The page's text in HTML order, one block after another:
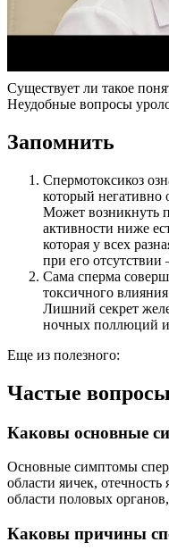
Существует ли такое
Неудобные вопросы
Запомнить
Спермотоксикоз
который негативно
Может возникнуть
активности ниже
которая у всех
при его отсутствии
Сама сперма
токсичного
Лишний секрет
ночных поллюций
Еще из полезного:
Частые вопросы
Каковы основные
Основные симптомы
области яичек,
области половых
Каковы причины